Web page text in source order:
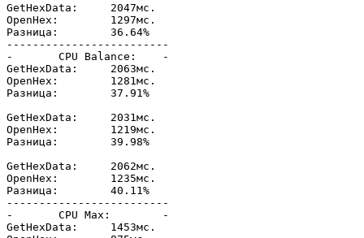
GetHexData:	2047мс.
OpenHex:	1297мс.
Разница: 	36.64%
-------------------------
-	CPU Balance:	-
GetHexData:	2063мс.
OpenHex:	1281мс.
Разница: 	37.91%
GetHexData:	2031мс.
OpenHex:	1219мс.
Разница: 	39.98%
GetHexData:	2062мс.
OpenHex:	1235мс.
Разница: 	40.11%
-------------------------
-	CPU Max:	-
GetHexData:	1453мс.